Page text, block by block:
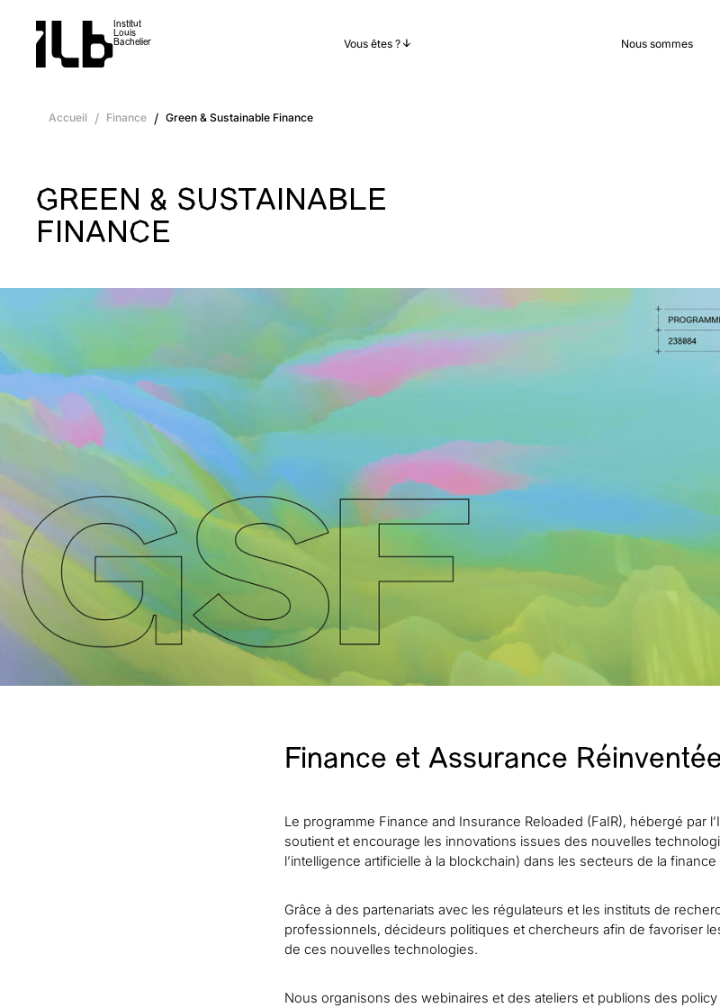
Institut
Louis
Bachelier
Vous êtes ? Nous sommes
Accueil / Finance / Green & Sustainable Finance
GREEN & SUSTAINABLE
FINANCE
Finance et Assurance
Le programme Finance and Insurance Reloaded (FaIR), hébergé par
soutient et encourage les innovations issues des nouvelles
l’intelligence artificielle à la blockchain) dans les secteurs de la finance
Grâce à des partenariats avec les régulateurs et les instituts de
professionnels, décideurs politiques et chercheurs afin de favoriser
de ces nouvelles technologies.
Nous organisons des webinaires et des ateliers et publions des policy